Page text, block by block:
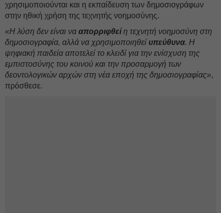
χρησιμοποιούνται και η εκπαίδευση των δημοσιογράφων
στην ηθική χρήση της τεχνητής νοημοσύνης.
«Η λύση δεν είναι να απορριφθείη τεχνητή νοημοσύνη στη
δημοσιογραφία, αλλά να χρησιμοποιηθεί υπεύθυνα. Η
ψηφιακή παιδεία αποτελεί το κλειδί για την ενίσχυση της
εμπιστοσύνης του κοινού και την προσαρμογή των
δεοντολογικών αρχών στη νέα εποχή της δημοσιογραφίας»,
πρόσθεσε.